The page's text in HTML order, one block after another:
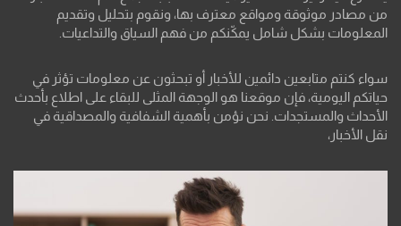
من مصادر موثوقة ومواقع معترف بها، ونقوم بتحليل وتقديم
المعلومات بشكل شامل يمكّنكم من فهم السياق والتداعيات.
سواء كنتم متابعين دائمين للأخبار أو تبحثون عن معلومات تؤثر في
حياتكم اليومية، فإن موقعنا هو الوجهة المثلى للبقاء على اطلاع بأحدث
الأحداث والمستجدات. نحن نؤمن بأهمية الشفافية والمصداقية في
نقل الأخبار،